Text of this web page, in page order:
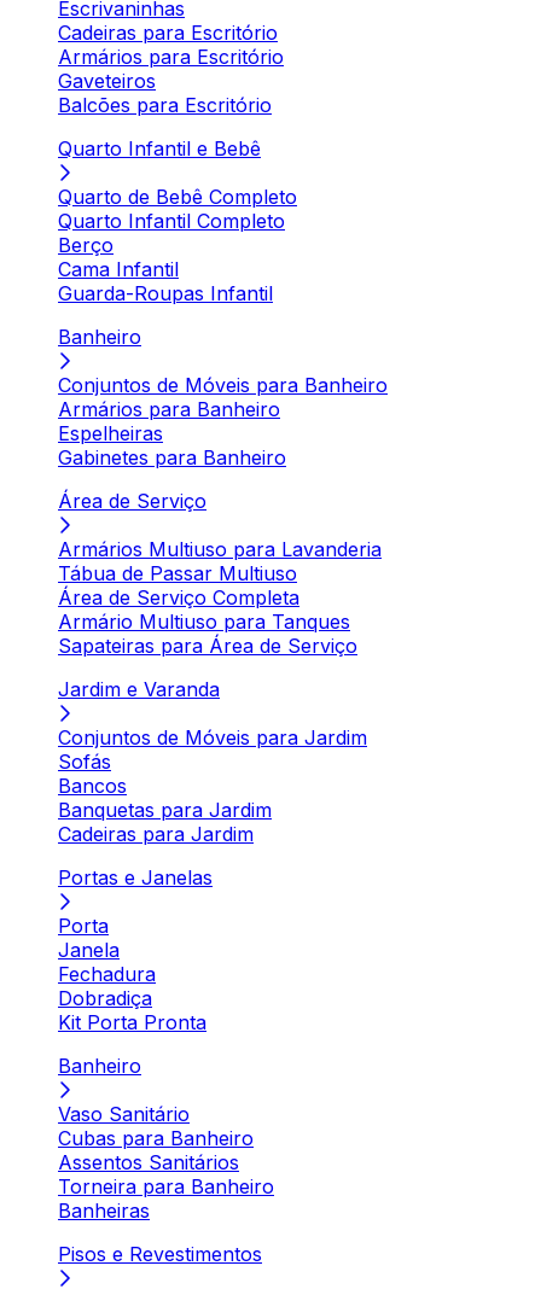
Escrivaninhas
Cadeiras para Escritório
Armários para Escritório
Gaveteiros
Balcões para Escritório
Quarto Infantil e Bebê
Quarto de Bebê Completo
Quarto Infantil Completo
Berço
Cama Infantil
Guarda-Roupas Infantil
Banheiro
Conjuntos de Móveis para Banheiro
Armários para Banheiro
Espelheiras
Gabinetes para Banheiro
Área de Serviço
Armários Multiuso para Lavanderia
Tábua de Passar Multiuso
Área de Serviço Completa
Armário Multiuso para Tanques
Sapateiras para Área de Serviço
Jardim e Varanda
Conjuntos de Móveis para Jardim
Sofás
Bancos
Banquetas para Jardim
Cadeiras para Jardim
Portas e Janelas
Porta
Janela
Fechadura
Dobradiça
Kit Porta Pronta
Banheiro
Vaso Sanitário
Cubas para Banheiro
Assentos Sanitários
Torneira para Banheiro
Banheiras
Pisos e Revestimentos